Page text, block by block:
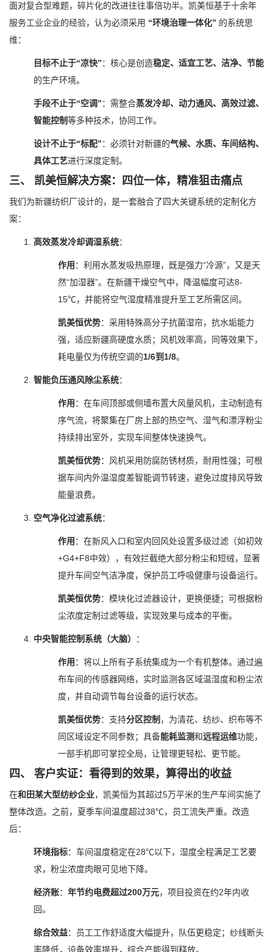
面对复合型难题，碎片化的改进往往事倍功半。凯美恒基于十余年
服务工业企业的经验，认为必须采用 “环境治理一体化” 的系统思
维：
目标不止于“凉快”：核心是创造稳定、适宜工艺、洁净、节能
的生产环境。
手段不止于“空调”：需整合蒸发冷却、动力通风、高效过滤、
智能控制等多种技术，协同工作。
设计不止于“标配”：必须针对新疆的气候、水质、车间结构、
具体工艺进行深度定制。
三、 凯美恒解决方案：四位一体，精准狙击痛点
我们为新疆纺织厂设计的，是一套融合了四大关键系统的定制化方
案：
高效蒸发冷却调湿系统：
作用 ：利用水蒸发吸热原理，既是强力“冷源”，又是天
然“加湿器”。在新疆干燥空气中，降温幅度可达8-
15℃，并能将空气湿度精准提升至工艺所需区间。
凯美恒优势：采用特殊高分子抗菌湿帘，抗水垢能力
强，适应新疆高硬度水质；风机效率高，同等效果下，
耗电量仅为传统空调的1/6到1/8。
智能负压通风除尘系统：
作用 ：在车间顶部或侧墙布置大风量风机，主动制造有
序气流，将聚集在厂房上部的热空气、湿气和漂浮粉尘
持续排出室外，实现车间整体快速换气。
凯美恒优势：风机采用防腐防锈材质，耐用性强；可根
据车间内外温湿度差智能调节转速，避免过度排风导致
能量浪费。
空气净化过滤系统：
作用 ：在新风入口和室内回风处设置多级过滤（如初效
+G4+F8中效），有效拦截绝大部分粉尘和短绒，显著
提升车间空气洁净度，保护员工呼吸健康与设备运行。
凯美恒优势：模块化过滤器设计，更换便捷；可根据粉
尘浓度定制过滤等级，实现效果与成本的平衡。
中央智能控制系统（大脑） ：
作用 ：将以上所有子系统集成为一个有机整体。通过遍
布车间的传感器网络，实时监测各区域温湿度和粉尘浓
度，并自动调节每台设备的运行状态。
凯美恒优势：支持分区控制 ，为清花、纺纱、织布等不
同区域设定不同参数；具备能耗监测和远程运维功能，
一部手机即可掌控全局，让管理更轻松、更节能。
四、 客户实证：看得到的效果，算得出的收益
在和田某大型纺纱企业，凯美恒为其超过5万平米的生产车间实施了
整体改造。之前，夏季车间温度超过38℃，员工流失严重。改造
后：
环境指标：车间温度稳定在28℃以下，湿度全程满足工艺要
求，粉尘浓度肉眼可见地下降。
经济账： 年节约电费超过200万元，项目投资在约2年内收
回。
综合效益：员工工作舒适度大幅提升，队伍更稳定；纱线断头
率降低，设备效率提升，综合产能得到释放。